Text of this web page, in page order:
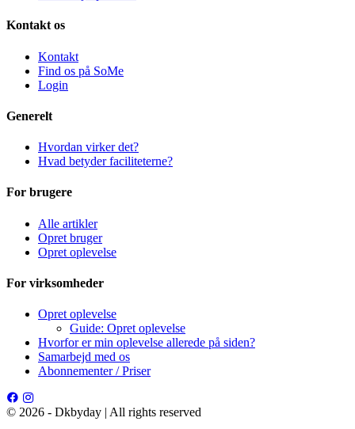
Kontakt os
Kontakt
Find os på SoMe
Login
Generelt
Hvordan virker det?
Hvad betyder faciliteterne?
For brugere
Alle artikler
Opret bruger
Opret oplevelse
For virksomheder
Opret oplevelse
Guide: Opret oplevelse
Hvorfor er min oplevelse allerede på siden?
Samarbejd med os
Abonnementer / Priser
© 2026 - Dkbyday | All rights reserved